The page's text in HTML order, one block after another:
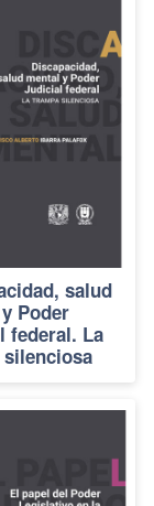
salud
Poder
federal. La